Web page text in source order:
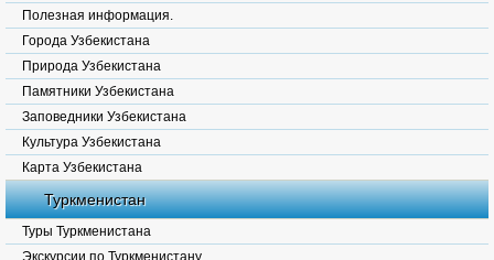
Полезная информация.
Города Узбекистана
Природа Узбекистана
Памятники Узбекистана
Заповедники Узбекистана
Культура Узбекистана
Карта Узбекистана
Туркменистан
Туры Туркменистана
Экскурсии по Туркменистану